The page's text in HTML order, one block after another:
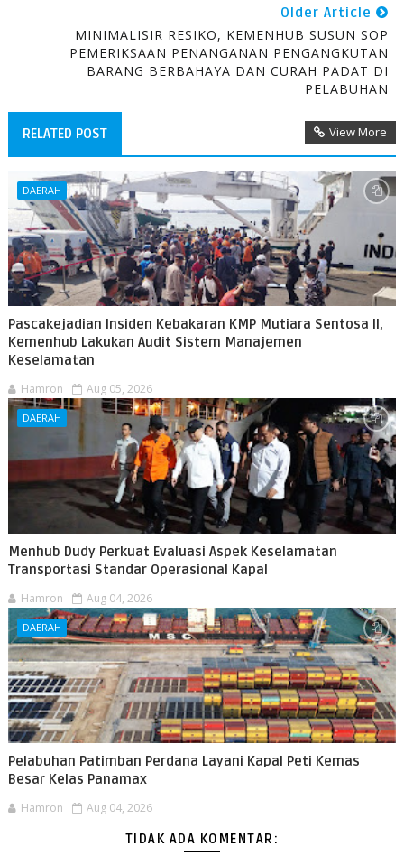
Older Article
MINIMALISIR RESIKO, KEMENHUB SUSUN SOP
PEMERIKSAAN PENANGANAN PENGANGKUTAN
BARANG BERBAHAYA DAN CURAH PADAT DI
PELABUHAN
RELATED POST View More
DAERAH
Pascakejadian Insiden Kebakaran KMP Mutiara Sentosa II,
Kemenhub Lakukan Audit Sistem Manajemen
Keselamatan
Hamron Aug 05, 2026
DAERAH
Menhub Dudy Perkuat Evaluasi Aspek Keselamatan
Transportasi Standar Operasional Kapal
Hamron Aug 04, 2026
DAERAH
Pelabuhan Patimban Perdana Layani Kapal Peti Kemas
Besar Kelas Panamax
Hamron Aug 04, 2026
TIDAK ADA KOMENTAR: